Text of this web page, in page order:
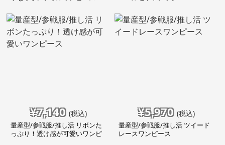
¥7,140 (税込)
量産型/参戦服/推し活 リボンた
っぷり！透け感が可愛いワンピ
¥5,970 (税込)
量産型/参戦服/推し活 ツイード
レースワンピース